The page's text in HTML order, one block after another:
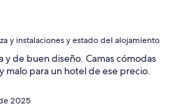
y instalaciones y estado del alojamiento
y de buen diseño. Camas cómodas
malo para un hotel de ese precio.
2025